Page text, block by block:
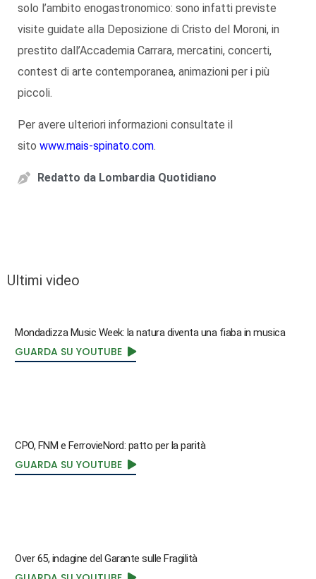
solo l’ambito enogastronomico: sono infatti previste
visite guidate alla Deposizione di Cristo del Moroni, in
prestito dall’Accademia Carrara, mercatini, concerti,
contest di arte contemporanea, animazioni per i più
piccoli.
Per avere ulteriori informazioni consultate il
sito www.mais-spinato.com.
Redatto da Lombardia Quotidiano
Ultimi video
Mondadizza Music Week: la natura diventa una fiaba in musica
GUARDA SU YOUTUBE
CPO, FNM e FerrovieNord: patto per la parità
GUARDA SU YOUTUBE
Over 65, indagine del Garante sulle Fragilità